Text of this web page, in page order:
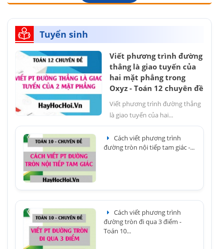
Tuyển sinh
Viết phương trình đường
thẳng là giao tuyến của
hai mặt phẳng trong
Oxyz - Toán 12 chuyên đề
Viết phương trình đường thẳng
là giao tuyến của hai...
Cách viết phương trình
đường tròn nội tiếp tam giác -...
Cách viết phương trình
đường tròn đi qua 3 điểm -
Toán 10...